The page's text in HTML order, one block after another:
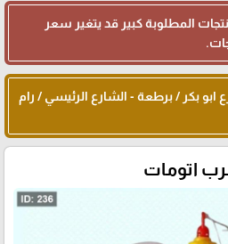
المطلوبة كبير قد يتغير سعر
بكر / برطعة - الشارع الرئيسي / رام
اتومات